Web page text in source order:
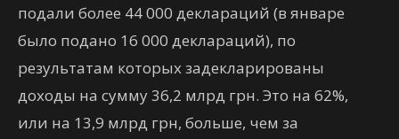
подали более 44 000 деклараций (в январе
было подано 16 000 деклараций), по
результатам которых задекларированы
доходы на сумму 36,2 млрд грн. Это на 62%,
или на 13,9 млрд грн, больше, чем за